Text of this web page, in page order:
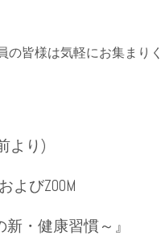
皆様は気軽にお集まり
より)
びZOOM
・健康習慣～』